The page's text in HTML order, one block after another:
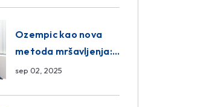
Ozempic kao nova
metoda mršavljenja:
da ili ne?
sep 02, 2025